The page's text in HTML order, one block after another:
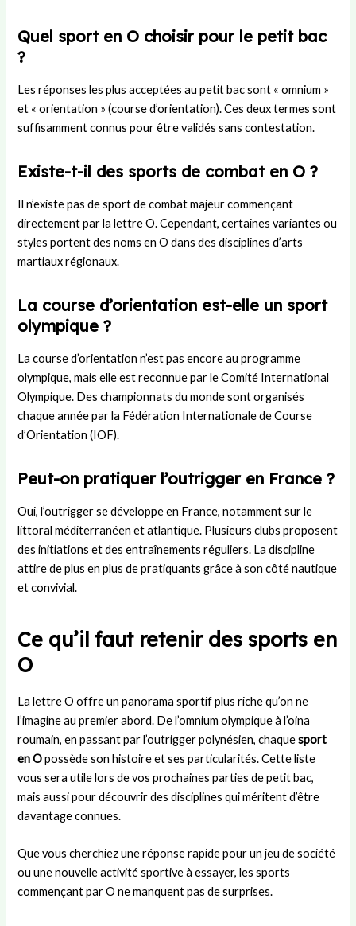
Quel sport en O choisir pour le petit bac
?
Les réponses les plus acceptées au petit bac sont « omnium »
et « orientation » (course d’orientation). Ces deux termes sont
suffisamment connus pour être validés sans contestation.
Existe-t-il des sports de combat en O ?
Il n’existe pas de sport de combat majeur commençant
directement par la lettre O. Cependant, certaines variantes ou
styles portent des noms en O dans des disciplines d’arts
martiaux régionaux.
La course d’orientation est-elle un sport
olympique ?
La course d’orientation n’est pas encore au programme
olympique, mais elle est reconnue par le Comité International
Olympique. Des championnats du monde sont organisés
chaque année par la Fédération Internationale de Course
d’Orientation (IOF).
Peut-on pratiquer l’outrigger en France ?
Oui, l’outrigger se développe en France, notamment sur le
littoral méditerranéen et atlantique. Plusieurs clubs proposent
des initiations et des entraînements réguliers. La discipline
attire de plus en plus de pratiquants grâce à son côté nautique
et convivial.
Ce qu’il faut retenir des sports en
O
La lettre O offre un panorama sportif plus riche qu’on ne
l’imagine au premier abord. De l’omnium olympique à l’oina
roumain, en passant par l’outrigger polynésien, chaquesport
en Opossède son histoire et ses particularités. Cette liste
vous sera utile lors de vos prochaines parties de petit bac,
mais aussi pour découvrir des disciplines qui méritent d’être
davantage connues.
Que vous cherchiez une réponse rapide pour un jeu de société
ou une nouvelle activité sportive à essayer, les sports
commençant par O ne manquent pas de surprises.